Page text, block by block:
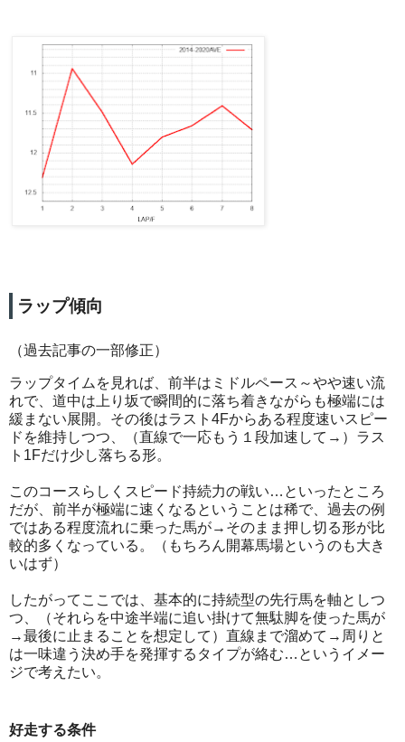
ラップ傾向
（過去記事の一部修正）
ラップタイムを見れば、前半はミドルペース～やや速い流
れで、道中は上り坂で瞬間的に落ち着きながらも極端には
緩まない展開。その後はラスト4Fからある程度速いスピー
ドを維持しつつ、（直線で一応もう１段加速して→）ラス
ト1Fだけ少し落ちる形。
このコースらしくスピード持続力の戦い…といったところ
だが、前半が極端に速くなるということは稀で、過去の例
ではある程度流れに乗った馬が→そのまま押し切る形が比
較的多くなっている。（もちろん開幕馬場というのも大き
いはず）
したがってここでは、基本的に持続型の先行馬を軸としつ
つ、（それらを中途半端に追い掛けて無駄脚を使った馬が
→最後に止まることを想定して）直線まで溜めて→周りと
は一味違う決め手を発揮するタイプが絡む…というイメー
ジで考えたい。
好走する条件